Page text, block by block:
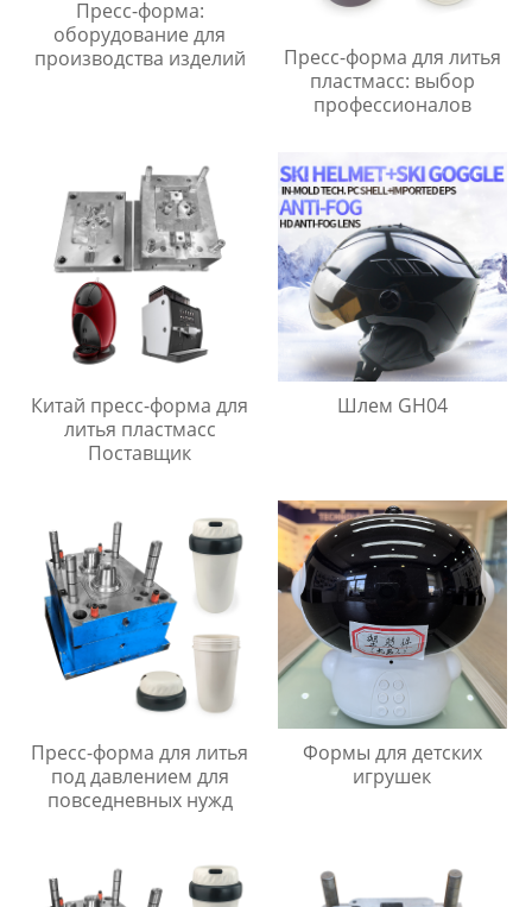
Пресс-форма:
оборудование для
производства изделий
Пресс-форма для литья
пластмасс: выбор
профессионалов
Китай пресс-форма для
литья пластмасс
Поставщик
Шлем GH04
Пресс-форма для литья
под давлением для
повседневных нужд
Формы для детских
игрушек